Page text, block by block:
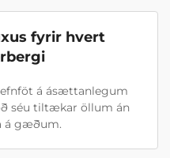
fyrir hvert
á ásættanlegum
séu tiltækar öllum án
á gæðum.